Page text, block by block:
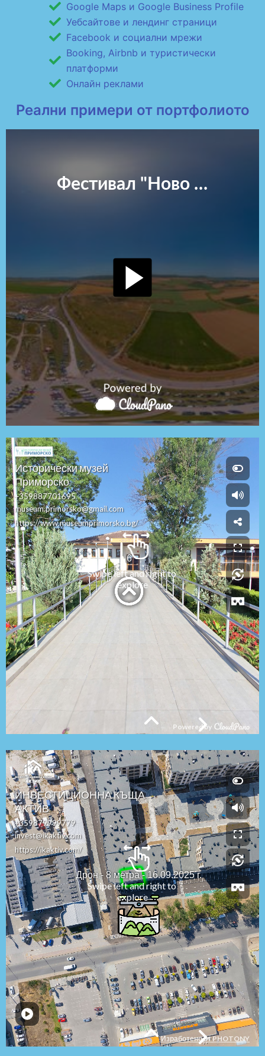
Google Maps и Google Business Profile
Уебсайтове и лендинг страници
Facebook и социални мрежи
Booking, Airbnb и туристически
платформи
Онлайн реклами
Реални примери от портфолиото
Фестивал "Ново начало" 22-23 юни 2024 г. в Исторически парк